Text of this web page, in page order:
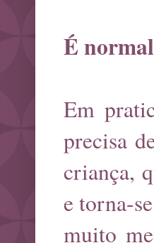
É
Em
precisa
criança,
e torna-
muito